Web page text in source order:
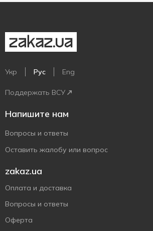
Укр Рус Eng
Поддержать ВСУ
Напишите нам
Вопросы и ответы
Оставить жалобу или вопрос
zakaz.ua
Оплата и доставка
Вопросы и ответы
Оферта